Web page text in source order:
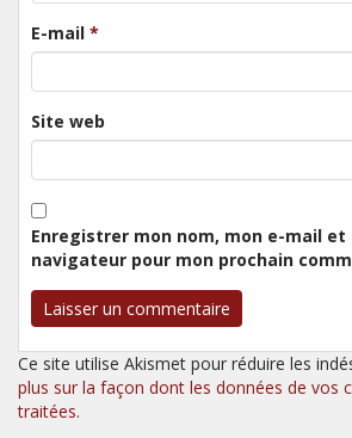
E-mail *
Site web
Enregistrer mon nom, mon e-mail et
navigateur pour mon prochain
Ce site utilise Akismet pour réduire les
plus sur la façon dont les données de vos
traitées.